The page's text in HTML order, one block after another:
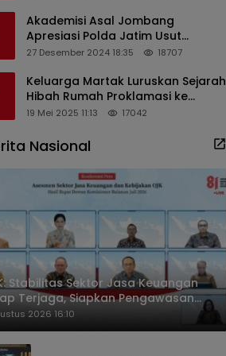
Akademisi Asal Jombang
Apresiasi Polda Jatim Usut
Dugaan Korupsi Pengisian
27 Desember 2024 18:35 18707
Keluarga Martak Luruskan Sejarah
Hibah Rumah Proklamasi ke
Soekarno
19 Mei 2025 11:13 17042
Nasional
Stabilitas Sektor Jasa Keuangan
Terjaga, Siapkan Pengawasan
Mineral Mulai 2027
2026 16:10